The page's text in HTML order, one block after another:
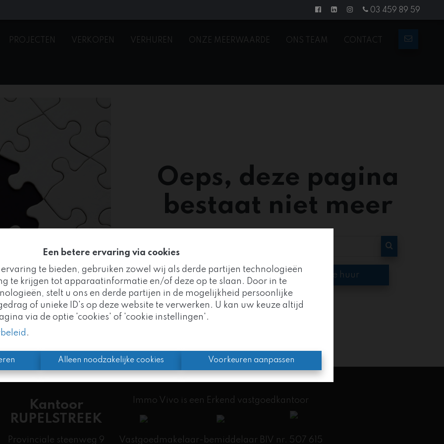
Een betere ervaring via cookies
te bieden, gebruiken zowel wij als derde partijen technologieën
te krijgen tot apparaatinformatie en/of deze op te slaan. Door in te
stelt u ons en derde partijen in de mogelijkheid persoonlijke
of unieke ID's op deze website te verwerken. U kan uw keuze altijd
via de optie 'cookies' of 'cookie instellingen'.
.
Alleen noodzakelijke cookies Voorkeuren aanpassen
03 459 89 59
PROJECTEN VERKOPEN VERHUREN ONZE MEERWAARDE ONS TEAM CONTACT
Oeps, deze pagina
bestaat niet meer
Te koop Te huur
Kantoor
RUPELSTREEK
Provinciale steenweg 9
Immo Vivo is een Erkend vastgoedkantoor
Vastgoedmakelaar-bemiddelaar BIV nr. 507 615
Goed nieuws!
Vivo maakt nu deel uit van deAltro Vastgoedgroep
we uw vertrouwde partner, met nog meer expertise en kracht.